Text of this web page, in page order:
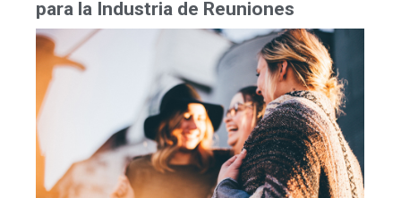
para la Industria de Reuniones